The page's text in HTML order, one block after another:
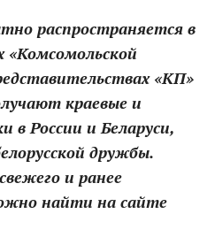
распространяется в
«КП»
краевые и
в России и Беларуси,
дружбы.
и ранее
найти на сайте